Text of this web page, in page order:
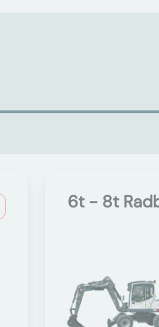
6t - 8t